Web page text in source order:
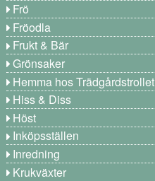
Frö
Fröodla
Frukt & Bär
Grönsaker
Hemma hos Trädgårdstrollet
Hiss & Diss
Höst
Inköpsställen
Inredning
Krukväxter